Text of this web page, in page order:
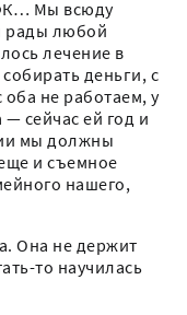
Мы всюду
рады любой
лечение в
деньги, с
оба не работаем, у
сейчас ей год и
мы должны
и съемное
нашего,
Она не держит
то научилась